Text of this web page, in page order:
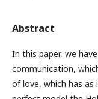
Abstract
In this paper, we
communication,
of love, which has as